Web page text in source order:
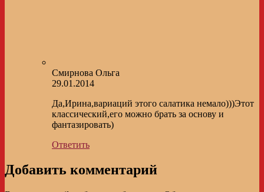
Смирнова Ольга
29.01.2014
Да,Ирина,вариаций этого салатика немало)))Этот
классический,его можно брать за основу и
фантазировать)
Ответить
Добавить комментарий